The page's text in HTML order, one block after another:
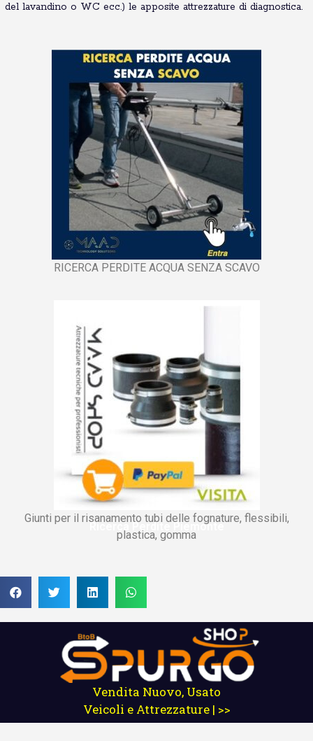
del lavandino o WC ecc.) le apposite attrezzature di diagnostica.
RICERCA PERDITE ACQUA SENZA SCAVO
Giunti per il risanamento tubi delle fognature, flessibili,
plastica, gomma
Ricerca Perdite Piemonte
Vendita Nuovo, Usato
Veicoli e Attrezzature | >>